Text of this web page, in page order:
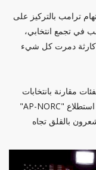
ترامب بالتركيز على
في تجمع انتخابي،
"كارثة دمرت كل شيء
مقارنة بانتخابات
2020 التي جرت في أوج جائحة عالمية؛ إذ أظهر استطلاع "AP-NORC"
يشعرون بالقلق تجاه